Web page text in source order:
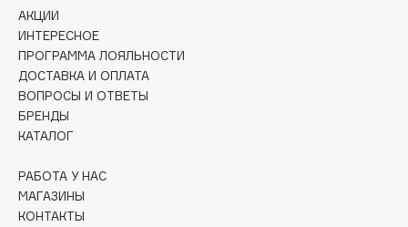
Collagenina
Consly
Corimo
CosRX
Cottolina
Crescina
АКЦИИ
ИНТЕРЕСНОЕ
ПРОГРАММА ЛОЯЛЬНОСТИ
ДОСТАВКА И ОПЛАТА
ВОПРОСЫ И ОТВЕТЫ
БРЕНДЫ
КАТАЛОГ
РАБОТА У НАС
МАГАЗИНЫ
КОНТАКТЫ